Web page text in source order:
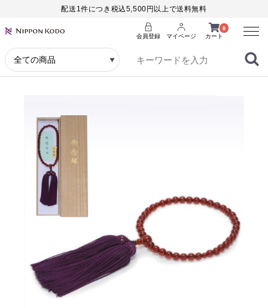
配送1件につき税込5,500円以上で送料無料
0
カート
会員登録 マイページ
Menu